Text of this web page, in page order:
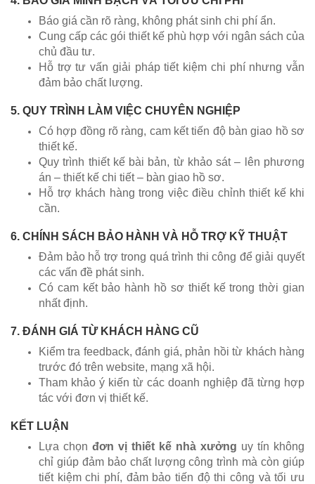
Báo giá cần rõ ràng, không phát sinh chi phí ẩn.
Cung cấp các gói thiết kế phù hợp với ngân sách của
chủ đầu tư.
Hỗ trợ tư vấn giải pháp tiết kiệm chi phí nhưng vẫn
đảm bảo chất lượng.
5. QUY TRÌNH LÀM VIỆC CHUYÊN NGHIỆP
Có hợp đồng rõ ràng, cam kết tiến độ bàn giao hồ sơ
thiết kế.
Quy trình thiết kế bài bản, từ khảo sát – lên phương
án – thiết kế chi tiết – bàn giao hồ sơ.
Hỗ trợ khách hàng trong việc điều chỉnh thiết kế khi
cần.
6. CHÍNH SÁCH BẢO HÀNH VÀ HỖ TRỢ KỸ THUẬT
Đảm bảo hỗ trợ trong quá trình thi công để giải quyết
các vấn đề phát sinh.
Có cam kết bảo hành hồ sơ thiết kế trong thời gian
nhất định.
7. ĐÁNH GIÁ TỪ KHÁCH HÀNG CŨ
Kiểm tra feedback, đánh giá, phản hồi từ khách hàng
trước đó trên website, mạng xã hội.
Tham khảo ý kiến từ các doanh nghiệp đã từng hợp
tác với đơn vị thiết kế.
KẾT LUẬN
Lựa chọn đơn vị thiết kế nhà xưởng uy tín không
chỉ giúp đảm bảo chất lượng công trình mà còn giúp
tiết kiệm chi phí, đảm bảo tiến độ thi công và tối ưu